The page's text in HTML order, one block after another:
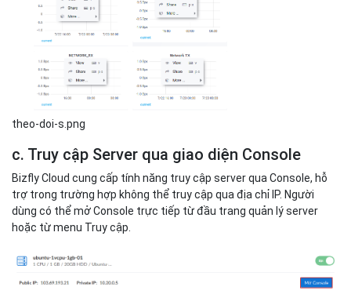
theo-doi-s.png
c. Truy cập Server qua giao diện Console
Bizfly Cloud cung cấp tính năng truy cập server qua Console, hỗ
trợ trong trường hợp không thể truy cập qua địa chỉ IP. Người
dùng có thể mở Console trực tiếp từ đầu trang quản lý server
hoặc từ menu Truy cập.